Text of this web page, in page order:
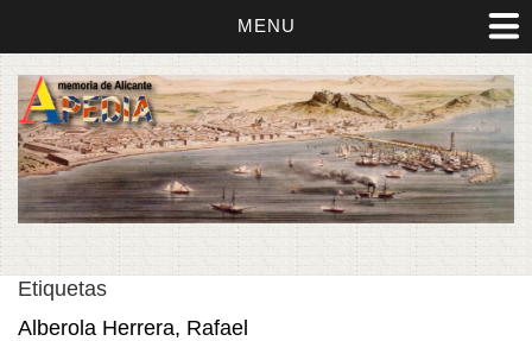
MENU
Etiquetas
Alberola Herrera, Rafael